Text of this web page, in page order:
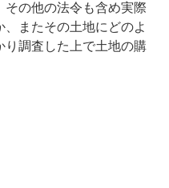
の他の法令も含め実際
またその土地にどのよ
り調査した上で土地の購